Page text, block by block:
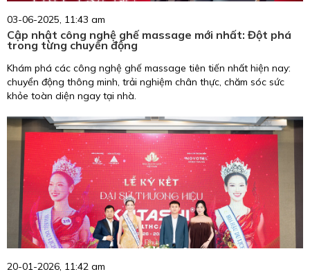
03-06-2025, 11:43 am
Cập nhật công nghệ ghế massage mới nhất: Đột phá
trong từng chuyển động
Khám phá các công nghệ ghế massage tiên tiến nhất hiện nay:
chuyển động thông minh, trải nghiệm chân thực, chăm sóc sức
khỏe toàn diện ngay tại nhà.
20-01-2026, 11:42 am